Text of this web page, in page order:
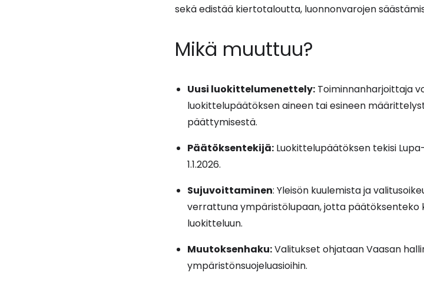
sekä edistää kiertotaloutta, luonnonvarojen
Mikä muuttuu?
Uusi luokittelumenettely:Toiminnanharjoittaja
luokittelupäätöksen aineen tai esineen
päättymisestä.
Päätöksentekijä:Luokittelupäätöksen tekisi
1.1.2026.
Sujuvoittaminen: Yleisön kuulemista ja
verrattuna ympäristölupaan, jotta päätöksenteko
luokitteluun.
Muutoksenhaku:Valitukset ohjataan Vaasan
ympäristönsuojeluasioihin.